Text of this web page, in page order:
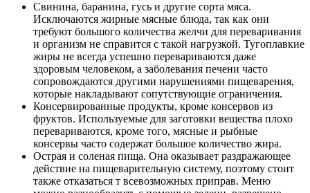
Свинина, баранина, гусь и другие сорта мяса.
Исключаются жирные мясные блюда, так как они
требуют большого количества желчи для переваривания
и организм не справится с такой нагрузкой. Тугоплавкие
жиры не всегда успешно перевариваются даже
здоровым человеком, а заболевания печени часто
сопровождаются другими нарушениями пищеварения,
которые накладывают сопутствующие ограничения.
Консервированные продукты, кроме консервов из
фруктов. Используемые для заготовки вещества плохо
перевариваются, кроме того, мясные и рыбные
консервы часто содержат большое количество жира.
Острая и соленая пища. Она оказывает раздражающее
действие на пищеварительную систему, поэтому стоит
также отказаться т всевозможных приправ. Меню